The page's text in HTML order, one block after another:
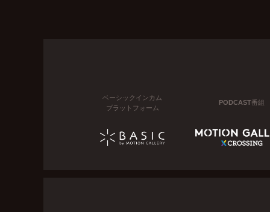
ベーシックインカム
プラットフォーム
PODCAST番組